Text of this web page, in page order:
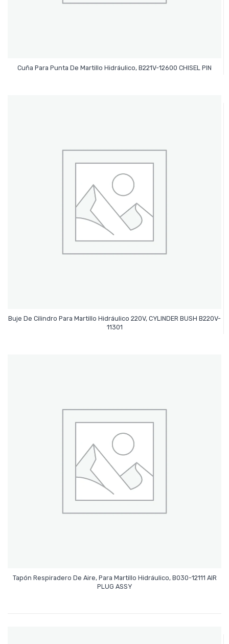
Cuña Para Punta De Martillo Hidráulico, B221V-12600 CHISEL PIN
Buje De Cilindro Para Martillo Hidráulico 220V, CYLINDER BUSH B220V-
11301
Leer Más
Tapón Respiradero De Aire, Para Martillo Hidráulico, B030-12111 AIR
PLUG ASSY
Leer Más